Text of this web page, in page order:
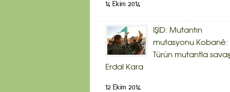
14 Ekim 2014
IŞİD: Mutantın
mutasyonu Kobanê:
Türün mutantla
Erdal Kara
12 Ekim 2014